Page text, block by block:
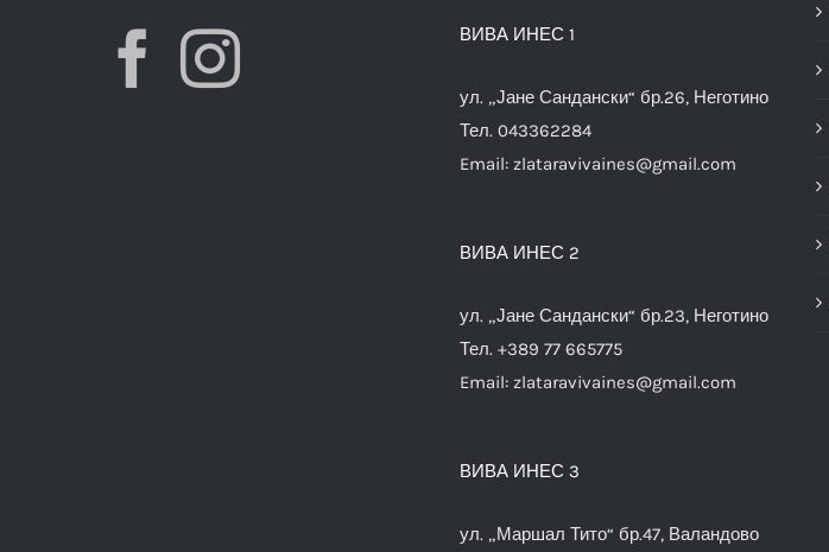
ВИВА ИНЕС 1
ул. „Јане Сандански“ бр.26, Неготино
Тел. 043362284
Email: zlataravivaines@gmail.com
ВИВА ИНЕС 2
ул. „Јане Сандански“ бр.23, Неготино
Тел. +389 77 665775
Email: zlataravivaines@gmail.com
ВИВА ИНЕС 3
ул. „Маршал Тито“ бр.47, Валандово